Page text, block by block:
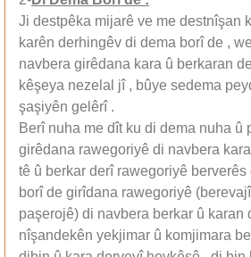
Ji destpêka mijarê ve me destnîşan
karên derhingêv di dema borî de ,
navbera girêdana kara û berkaran
kêşeya nezelal jî , bûye sedema
şaşiyên gelêrî .
Berî nuha me dît ku di dema nuha û
girêdana rawegoriyê di navbera
tê û berkar derî rawegoriyê
borî de girîdana rawegoriyê
paşerojê) di navbera berkar û karan
nîşandekên yekjimar û komjimara